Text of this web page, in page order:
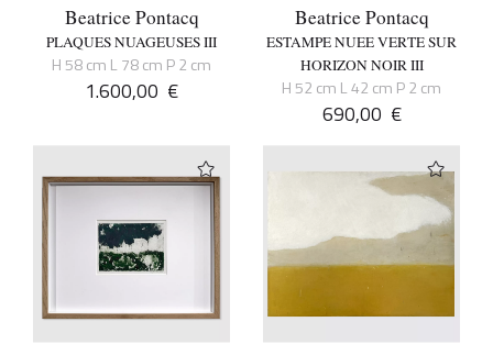
Beatrice Pontacq
PLAQUES NUAGEUSES III
H 58 cm L 78 cm P 2 cm
1.600,00 €
Beatrice Pontacq
ESTAMPE NUEE VERTE SUR
HORIZON NOIR III
H 52 cm L 42 cm P 2 cm
690,00 €